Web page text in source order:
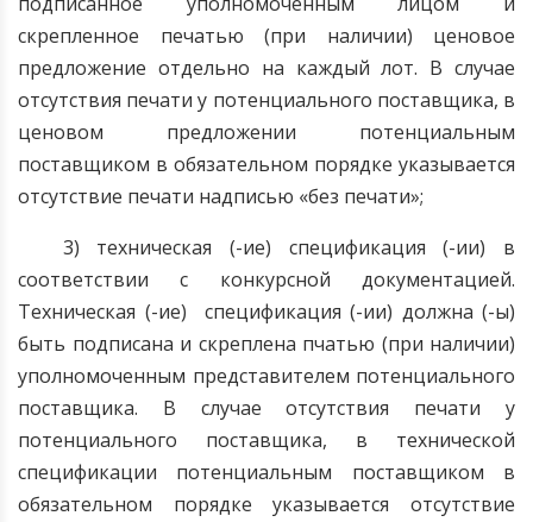
скрепленное печатью (при наличии) ценовое
предложение отдельно на каждый лот. В случае
отсутствия печати у потенциального поставщика, в
ценовом предложении потенциальным
поставщиком в обязательном порядке указывается
отсутствие печати надписью «без печати»;
3) техническая (-ие) спецификация (-ии) в
соответствии с конкурсной документацией.
Техническая (-ие) спецификация (-ии) должна (-ы)
быть подписана и скреплена пчатью (при наличии)
уполномоченным представителем потенциального
поставщика.
В случае отсутствия печати у
потенциального поставщика, в технической
спецификации потенциальным поставщиком в
обязательном порядке указывается отсутствие